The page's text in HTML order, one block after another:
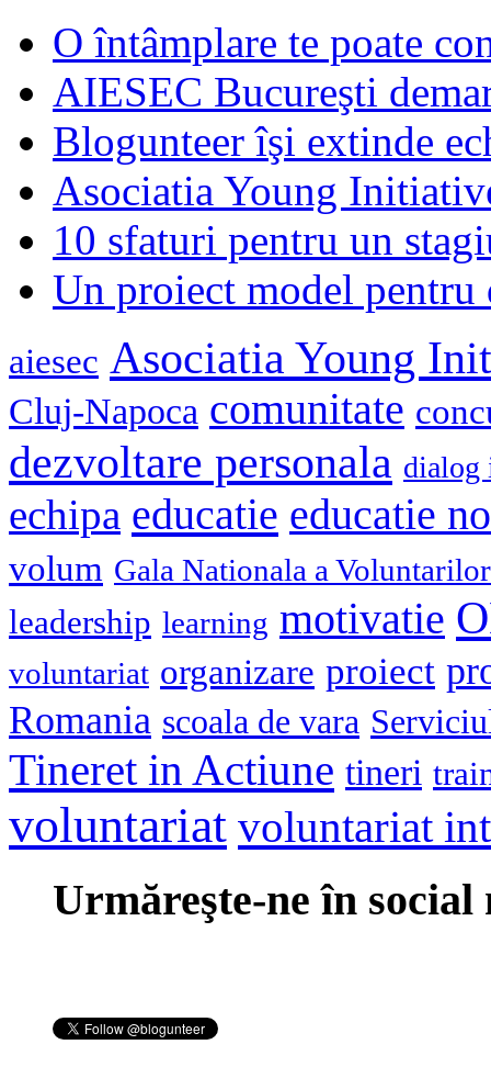
O întâmplare te poate
AIESEC Bucureşti
Blogunteer îşi extinde
Asociatia Young
10 sfaturi pentru un
Un proiect model
aiesec Asociatia Young
Cluj-Napoca comunitate
dezvoltare personala dialog
echipa educatie educatie
volum Gala Nationala a Voluntarilor
leadership learning motivatie
voluntariat organizare proiect
Romania scoala de vara
Tineret in Actiune tineri
voluntariat voluntariat
Urmăreşte-ne în social